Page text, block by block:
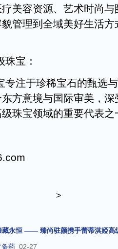
美容资源、艺术时尚
管理到全域美好生活
宝：
专注于珍稀宝石的甄选
方意境与国际审美，
珠宝领域的重要代表之
>
藏永恒 —— 臻尚驻颜携手蕾蒂淇婭高
备药 02-27